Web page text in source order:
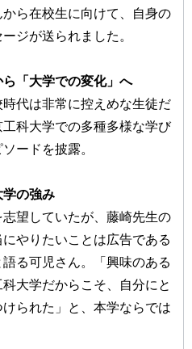
ら在校生に向けて、自身の
ジが送られました。
ら「大学での変化」へ
代は非常に控えめな生徒だ
科大学での多種多様な学び
ードを披露。
学の強み
望していたが、藤崎先生の
やりたいことは広告である
る可児さん。「興味のある
大学だからこそ、自分にと
られた」と、本学ならでは